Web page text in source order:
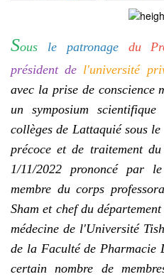
Sous le patronage
du
président de l'université
avec la prise de conscience
un symposium
collèges de Lattaquié sous
précoce et de traitement
1/11/2022 prononcé par
membre du corps
Sham et chef du
médecine de l'Université
de la Faculté de Pharmacie
certain nombre de